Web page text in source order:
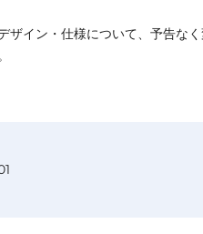
ザイン・仕様について、予告な